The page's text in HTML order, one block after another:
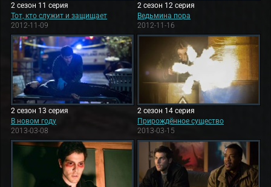
2 сезон 11 серия
Тот, кто служит и защищает
2012-11-09
2 сезон 12 серия
Ведьмина пора
2012-11-16
2 сезон 13 серия
В новом году
2013-03-08
2 сезон 14 серия
Прирождённое существо
2013-03-15